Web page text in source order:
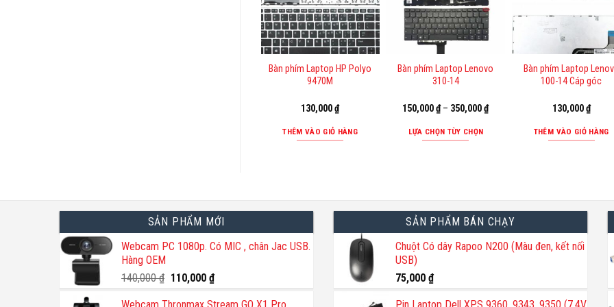
thể.
Các
tùy
thể
sản
Bàn phím Laptop HP Polyo
9470M
130,000₫
THÊM VÀO GIỎ HÀNG
Bàn phím Laptop Lenovo
310-14
150,000₫– 350,000₫
LỰA CHỌN TÙY CHỌN
nhiều
biến
thể.
chọn
Bàn phím Laptop
100-14 Cáp góc
130,000₫
THÊM VÀO GIỎ HÀNG
SẢN PHẨM MỚI
Webcam PC 1080p. Có MIC , chân Jac USB.
Hàng OEM
140,000₫ Giá
gốc
110,000 ₫Giá
hiện
Webcam Thronmax Stream GO X1 Pro
SẢN PHẨM BÁN CHẠY
Chuột Có dây Rapoo N200 (Màu đen, kết nối
USB)
75,000 ₫
Pin Laptop Dell XPS 9360, 9343, 9350 (7.4V